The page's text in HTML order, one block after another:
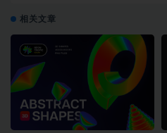
相关文章